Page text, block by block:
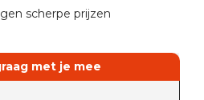
scherpe prijzen
met je mee